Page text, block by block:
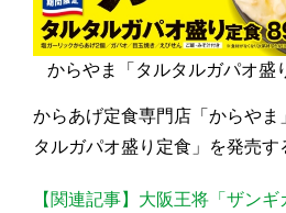
からやま「タルタルガパオ盛
からあげ定食専門店「からや
タルガパオ盛り定食」を発売す
【関連記事】大阪王将「ザン